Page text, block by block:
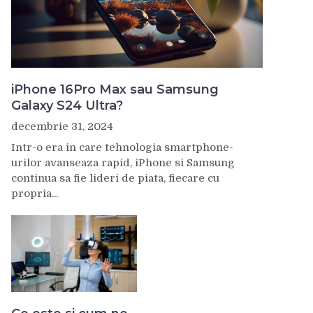
iPhone 16Pro Max sau Samsung
Galaxy S24 Ultra?
decembrie 31, 2024
Intr-o era in care tehnologia smartphone-
urilor avanseaza rapid, iPhone si Samsung
continua sa fie lideri de piata, fiecare cu
propria...